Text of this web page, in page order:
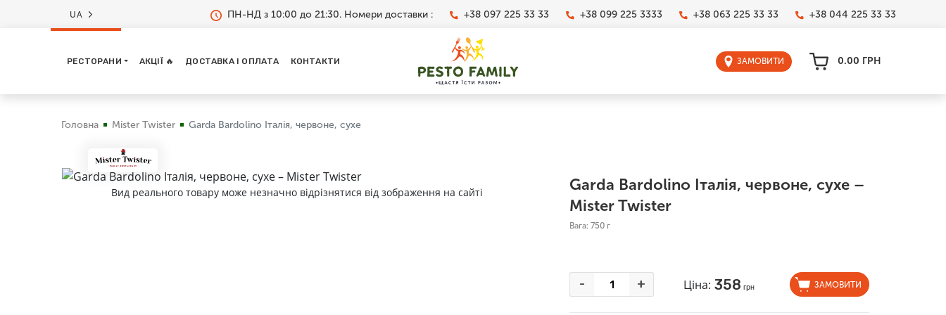
UA ПН-НД з 10:00 до 21:30. Номери доставки : +38 097 225 33 33 +38 099 225 3333 +38 063 225 33 33 +38 044 225 33 33
РЕСТОРАНИ АКЦІЇ 🔥 ДОСТАВКА І ОПЛАТА КОНТАКТИ ЗАМОВИТИ 0.00 ГРН
Головна Mister Twister Garda Bardolino Італія, червоне, сухе
Вид реального товару може незначно відрізнятися від зображення на сайті
Garda Bardolino Італія, червоне, сухе –
Mister Twister
Вага: 750 г
- + Ціна: 358 грн ЗАМОВИТИ